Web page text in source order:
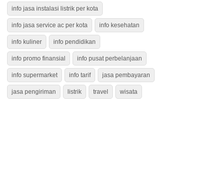
info jasa instalasi listrik per kota
info jasa service ac per kota info kesehatan
info kuliner info pendidikan
info promo finansial info pusat perbelanjaan
info supermarket info tarif jasa pembayaran
jasa pengiriman listrik travel wisata